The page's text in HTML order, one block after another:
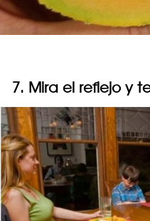
7. Mira el reflejo y